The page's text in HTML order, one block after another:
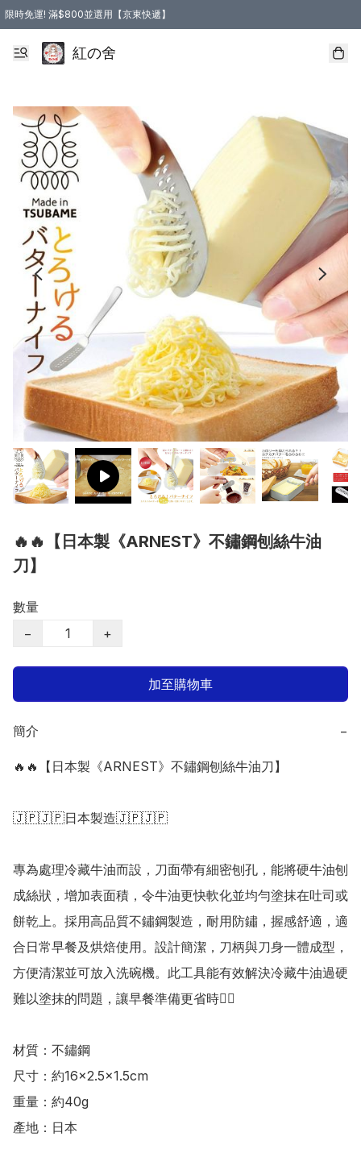
限時免運! 滿$800並選用【京東快遞】
紅の舍
🔥🔥【日本製《ARNEST》不鏽鋼刨絲牛油
刀】
數量
−
+
加至購物車
簡介 −
🔥🔥【日本製《ARNEST》不鏽鋼刨絲牛油刀】
🇯🇵🇯🇵日本製造🇯🇵🇯🇵
專為處理冷藏牛油而設，刀面帶有細密刨孔，能將硬牛油刨
成絲狀，增加表面積，令牛油更快軟化並均勻塗抹在吐司或
餅乾上。採用高品質不鏽鋼製造，耐用防鏽，握感舒適，適
合日常早餐及烘焙使用。設計簡潔，刀柄與刀身一體成型，
方便清潔並可放入洗碗機。此工具能有效解決冷藏牛油過硬
難以塗抹的問題，讓早餐準備更省時👍🏻
材質：不鏽鋼
尺寸：約16×2.5×1.5cm
重量：約40g
產地：日本